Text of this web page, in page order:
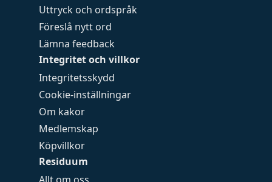
Uttryck och ordspråk
Föreslå nytt ord
Lämna feedback
Integritet och villkor
Integritetsskydd
Cookie-inställningar
Om kakor
Medlemskap
Köpvillkor
Residuum